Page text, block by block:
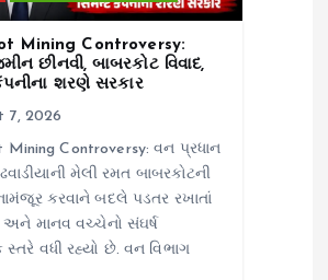
Mining Controversy:
છીનવી, બાબરકોટ વિવાદ,
શરણે સરકાર
7, 2026
Mining Controversy: વન પ્રધાન
મેલી રમત બાબરકોટની
કરવાને બદલે પડતર રખાતાં
અને માનવ વચ્ચેનો સંઘર્ષ
સ્તરે વધી રહ્યો છે. વન વિભાગ